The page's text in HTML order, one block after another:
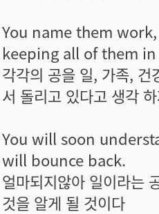
You name them
keeping all of them
각각의 공을 일, 가족,
서 돌리고 있다고 생각
You will soon
will bounce back.
얼마되지않아 일이라는
것을 알게 될 것이다